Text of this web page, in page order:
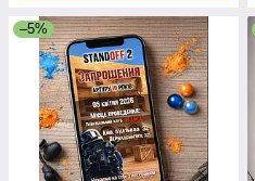
–5%